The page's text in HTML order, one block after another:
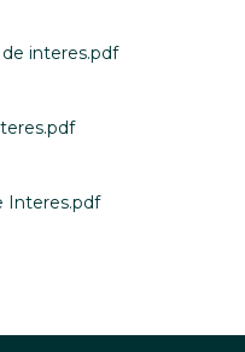
interes.pdf
Interes.pdf